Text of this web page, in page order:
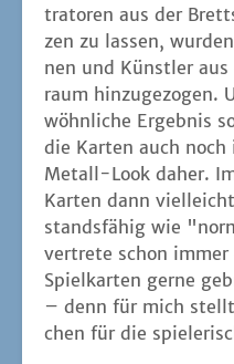
tra­to­ren aus der
zen zu las­sen,
nen und Künst­ler
raum hin­zu­ge­zo­gen.
wöhn­li­che Ergeb­nis
die Kar­ten auch
Metall-Look daher.
Kar­ten dann
stands­fä­hig wie
ver­tre­te schon
Spiel­kar­ten ger­ne
– denn für mich
chen für die